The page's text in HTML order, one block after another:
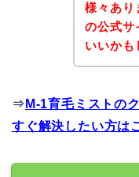
様々あり
の公式サ
いいかも
⇒ M-1育毛ミストの
すぐ解決したい方は